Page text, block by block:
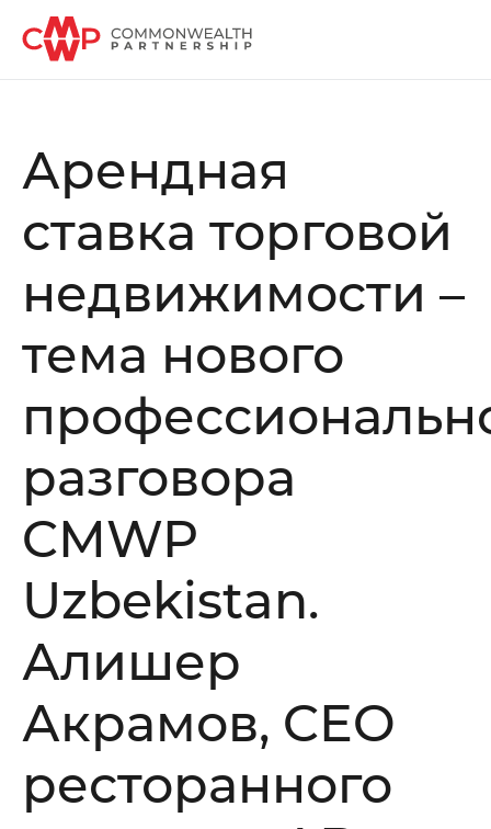
Арендная
ставка торговой
недвижимости –
тема нового
разговора
CMWP
Uzbekistan.
Алишер
Акрамов, CEO
ресторанного